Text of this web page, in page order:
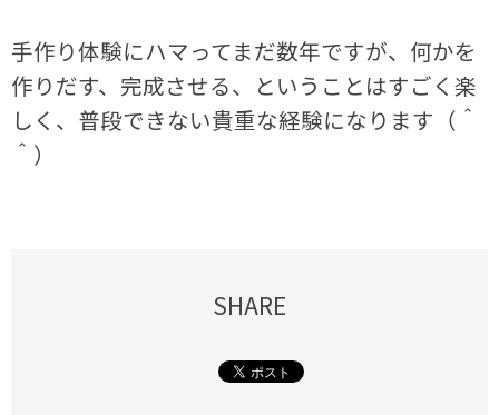
手作り体験にハマってまだ数年ですが、何かを
作りだす、完成させる、ということはすごく楽
しく、普段できない貴重な経験になります（＾
＾）
SHARE